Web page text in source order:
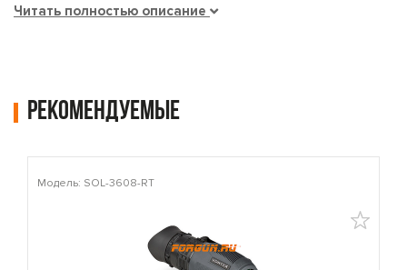
Читать полностью описание
Рекомендуемые
Модель: SOL-3608-RT